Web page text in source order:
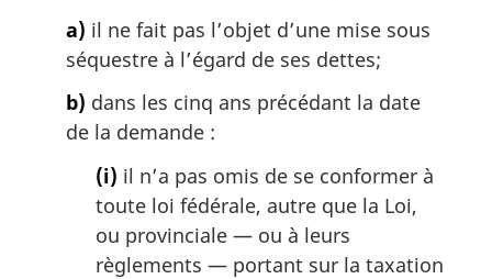
a) il ne fait pas l’objet d’une mise sous
séquestre à l’égard de ses dettes;
b) dans les cinq ans précédant la date
de la demande :
(i) il n’a pas omis de se conformer à
toute loi fédérale, autre que la Loi,
ou provinciale — ou à leurs
règlements — portant sur la taxation